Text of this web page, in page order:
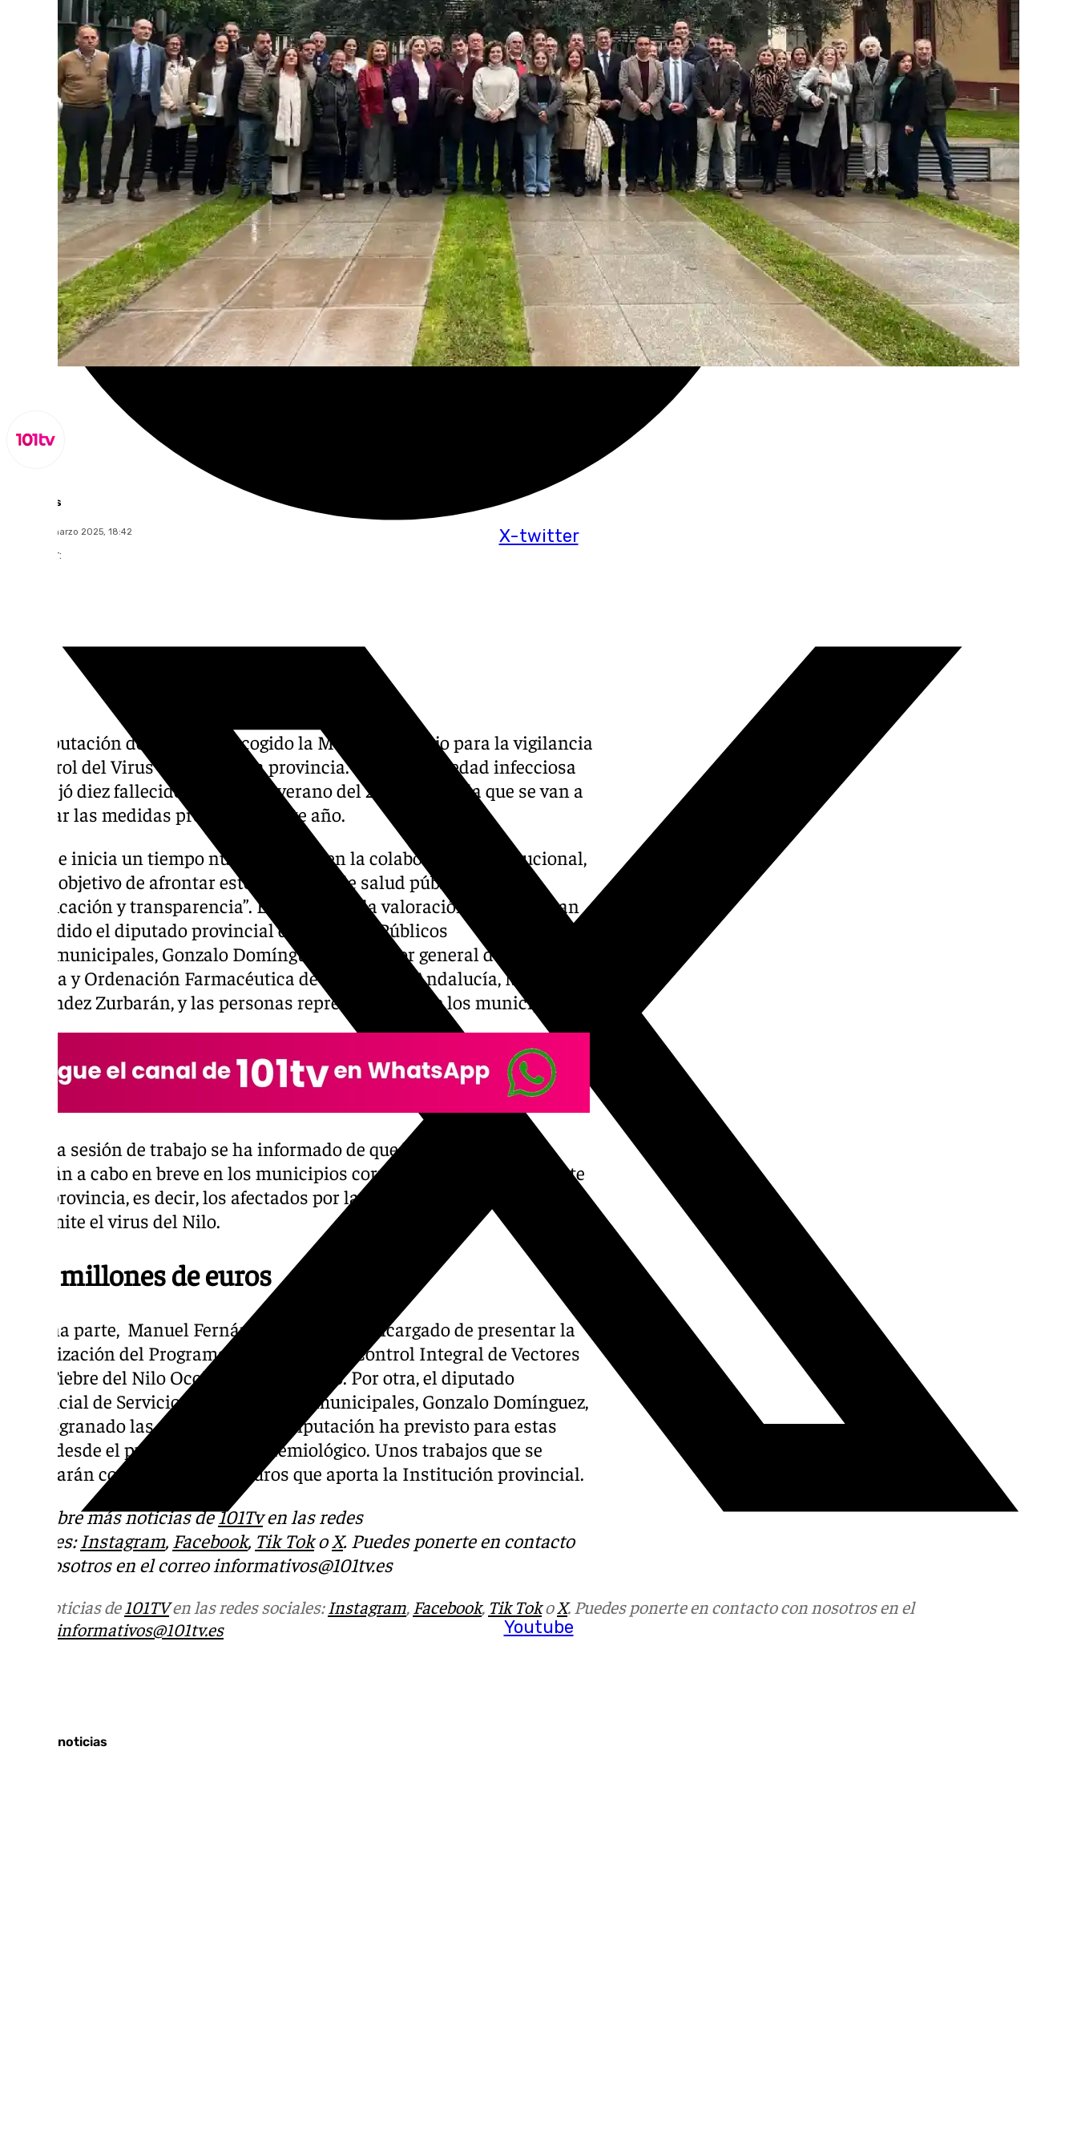
X-twitter
Youtube
Lynx Devs
jueves, 13 marzo 2025, 18:42
Compartir:
La Diputación de Sevilla ha acogido la Mesa de Trabajo para la vigilancia
y control del Virus del Nilo en la provincia. Una enfermedad infecciosa
que dejó diez fallecidos el pasado verano del 2024, y para la que se van a
reforzar las medidas preventivas este año.
“Hoy se inicia un tiempo nuevo, basado en la colaboración institucional,
con el objetivo de afrontar este problema de salud pública con
planificación y transparencia”. Ésta, ha sido la valoración en la que han
coincidido el diputado provincial de Servicios Públicos
Supramunicipales, Gonzalo Domínguez; el director general de Salud
Pública y Ordenación Farmacéutica de la Junta de Andalucía, Manuel
Fernández Zurbarán, y las personas representantes de los municipios.
En esta sesión de trabajo se ha informado de que las actuaciones se
llevarán a cabo en breve en los municipios correspondientes al suroeste
de la provincia, es decir, los afectados por la presencia del mosquito que
transmite el virus del Nilo.
Seis millones de euros
Por una parte, Manuel Fernández, ha sido el encargado de presentar la
actualización del Programa de Vigilancia y Control Integral de Vectores
de la Fiebre del Nilo Occidental para 2025. Por otra,el diputado
provincial de Servicios Públicos Supramunicipales, Gonzalo Domínguez,
ha desgranado las medidas que la Diputación ha previsto para estas
áreas desde el punto de vista epidemiológico. Unos trabajos que se
sufragarán con 6 millones de euros que aporta la Institución provincial.
Descubre más noticias de101Tven las redes
sociales:Instagram, Facebook, Tik TokoX. Puedes ponerte en contacto
con nosotros en el correo informativos@101tv.es
Más noticias de101TVen las redes sociales:Instagram, Facebook, Tik TokoX. Puedes ponerte en contacto con nosotros en el
informativos@101tv.es
Últimas noticias